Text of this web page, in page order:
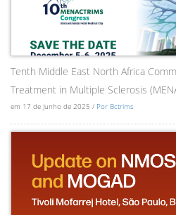
Tenth Middle East North Africa
Treatment in Multiple Sclerosis
em 17 de Junho de 2025 / Por Bctrims